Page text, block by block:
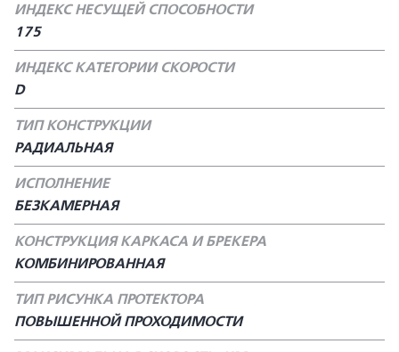
ИНДЕКС НЕСУЩЕЙ СПОСОБНОСТИ
175
ИНДЕКС КАТЕГОРИИ СКОРОСТИ
D
ТИП КОНСТРУКЦИИ
РАДИАЛЬНАЯ
ИСПОЛНЕНИЕ
БЕЗКАМЕРНАЯ
КОНСТРУКЦИЯ КАРКАСА И БРЕКЕРА
КОМБИНИРОВАННАЯ
ТИП РИСУНКА ПРОТЕКТОРА
ПОВЫШЕННОЙ ПРОХОДИМОСТИ